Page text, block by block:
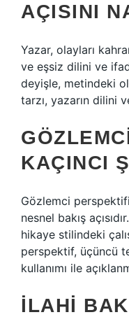
AÇISINI
Yazar, olayları
ve eşsiz dilini ve
deyişle, metindeki
tarzı, yazarın dilini
KAÇINCI
Gözlemci
nesnel bakış
hikaye stilindeki
perspektif, üçüncü
kullanımı ile
İLAHI